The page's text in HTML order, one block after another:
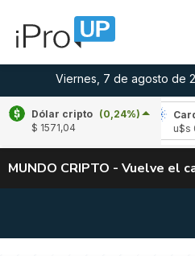
Viernes, 7 de agosto de
Dólar cripto (0,24%)
$ 1571,04
(-1,26%)
Cardano
MUNDO CRIPTO - Vuelve